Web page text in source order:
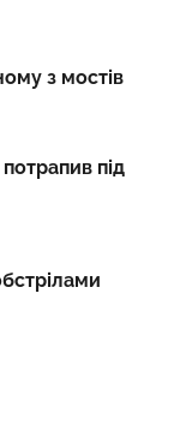
з мостів
під